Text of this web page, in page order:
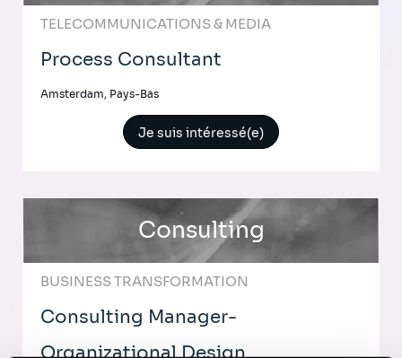
TELECOMMUNICATIONS & MEDIA
Process Consultant
Amsterdam, Pays-Bas
Je suis intéressé(e)
Consulting
BUSINESS TRANSFORMATION
Consulting Manager-
Organizational Design